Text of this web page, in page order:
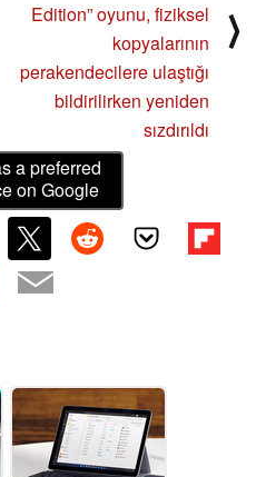
Edition” oyunu, fiziksel
kopyalarının
perakendecilere ulaştığı
bildirilirken yeniden
sızdırıldı
⟩
a preferred
on Google